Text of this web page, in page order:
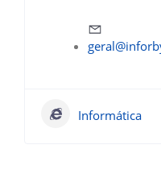
Informática